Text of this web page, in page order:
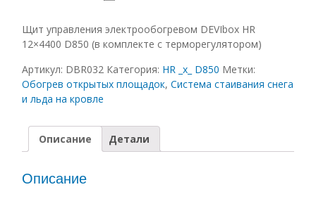
Щит управления электрообогревом DEVIbox HR
12×4400 D850 (в комплекте с терморегулятором)
Артикул: DBR032 Категория: HR _x_ D850 Метки:
Обогрев открытых площадок, Система стаивания снега
и льда на кровле
Описание Детали
Описание